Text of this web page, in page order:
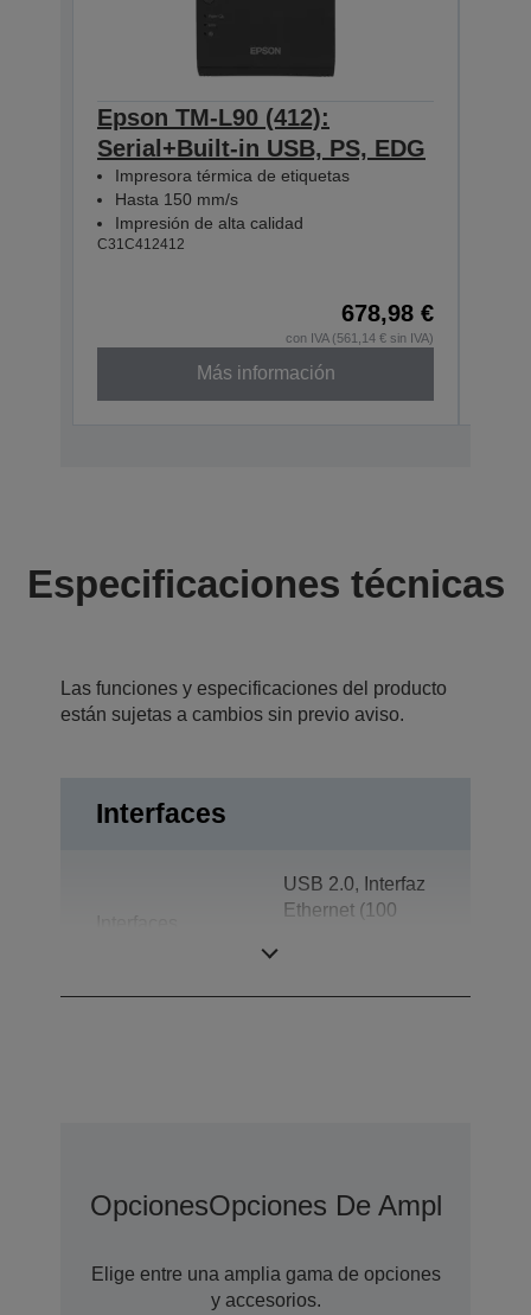
Epson TM-L90 (412):
Serial+Built-in USB, PS, EDG
Impresora térmica de etiquetas
Hasta 150 mm/s
Impresión de alta calidad
C31C412412
678,98 €
con IVA (561,14 € sin IVA)
Más información
Especificaciones técnicas
Las funciones y especificaciones del producto
están sujetas a cambios sin previo aviso.
Interfaces
USB 2.0, Interfaz
Ethernet (100
OpcionesOpciones De Ampliación
Elige entre una amplia gama de opciones
y accesorios.